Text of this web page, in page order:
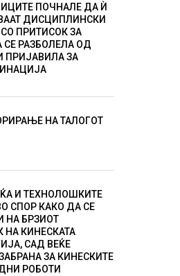
ПОЧНАЛЕ ДА Ѝ
ДИСЦИПЛИНСКИ
ПРИТИСОК ЗА
СЕ РАЗБОЛЕЛА ОД
ПРИЈАВИЛА ЗА
НА ТАЛОГОТ
И ТЕХНОЛОШКИТЕ
СПОР КАКО ДА СЕ
НА БРЗИОТ
НА КИНЕСКАТА
САД ВЕЌЕ
ЗА КИНЕСКИТЕ
РОБОТИ